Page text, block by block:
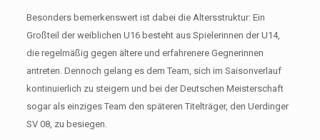
Besonders bemerkenswert ist dabei die Altersstruktur: Ein
Großteil der weiblichen U16 besteht aus Spielerinnen der U14,
die regelmäßig gegen ältere und erfahrenere Gegnerinnen
antreten. Dennoch gelang es dem Team, sich im Saisonverlauf
kontinuierlich zu steigern und bei der Deutschen Meisterschaft
sogar als einziges Team den späteren Titelträger, den Uerdinger
SV 08, zu besiegen.